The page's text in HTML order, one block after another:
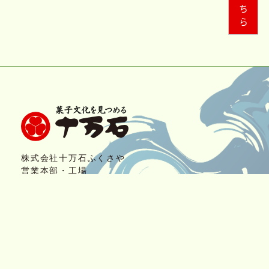
株式会社十万石ふくさや
営業本部・工場